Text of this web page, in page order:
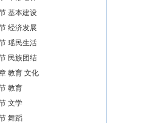
基本建设
经济发展
瑶民生活
民族团结
教育 文化
教育
文学
舞蹈